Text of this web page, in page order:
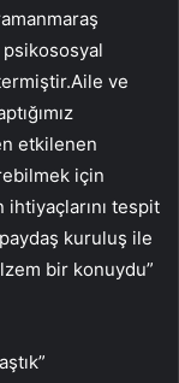
ve
etkilenen
için
ihtiyaçlarını tespit
kuruluş ile
bir konuydu”